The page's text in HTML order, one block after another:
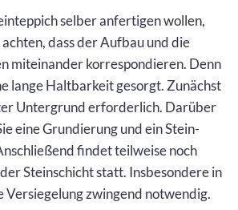
selber anfertigen wollen,
dass der Aufbau und die
miteinander korrespondieren. Denn
lange Haltbarkeit gesorgt. Zunächst
Untergrund erforderlich. Darüber
eine Grundierung und ein Stein-
findet teilweise noch
Steinschicht statt. Insbesondere in
Versiegelung zwingend notwendig.